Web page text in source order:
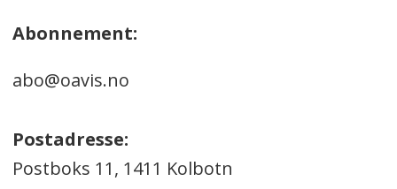
Abonnement:
abo@oavis.no
Postadresse:
Postboks 11, 1411 Kolbotn